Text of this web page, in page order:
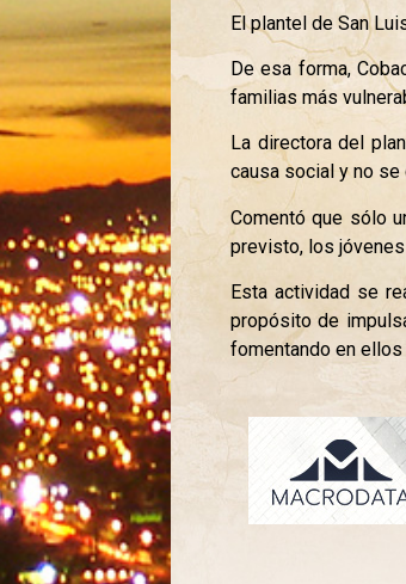
El plantel de San
De esa forma,
familias más
La directora del
causa social y no se
Comentó que sólo
previsto, los
Esta actividad se
propósito de
fomentando en